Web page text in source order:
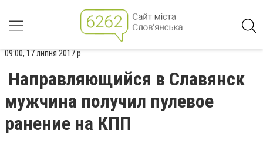
09:00, 17 липня 2017 р.
Направляющийся в Славянск
мужчина получил пулевое
ранение на КПП